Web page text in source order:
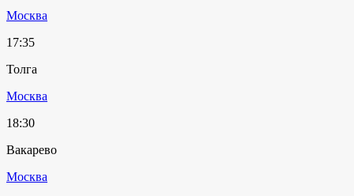
Москва
17:35
Толга
Москва
18:30
Вакарево
Москва